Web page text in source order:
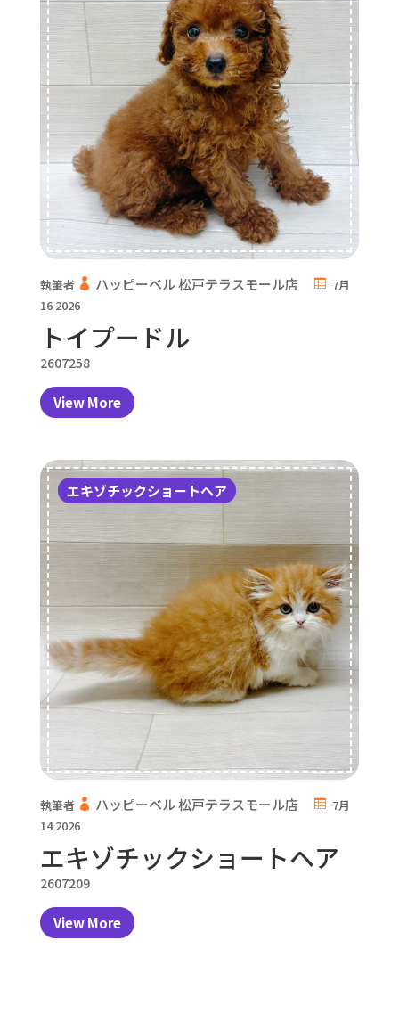
トイプードル
執筆者 ハッピーベル 松戸テラスモール店
7月
16 2026
2607258
View More
エキゾチックショートヘア
執筆者 ハッピーベル 松戸テラスモール店
7月
14 2026
エキゾチックショートヘア
2607209
View More